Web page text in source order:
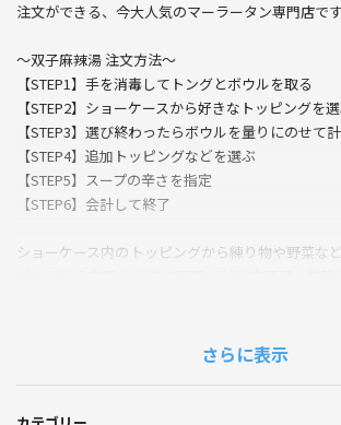
注文ができる、今大人気のマーラータン専門店
〜双子麻辣湯 注文方法〜
【STEP1】手を消毒してトングとボウルを取る
【STEP2】ショーケースから好きなトッピングを
【STEP3】選び終わったらボウルを量りにのせて
【STEP4】追加トッピングなどを選ぶ
【STEP5】スープの辛さを指定
【STEP6】会計して終了
ショーケース内のトッピングから練り物や野菜な
トッピングに悩んでしまう人は全部トッピングが
単品メニュー
さらに表示